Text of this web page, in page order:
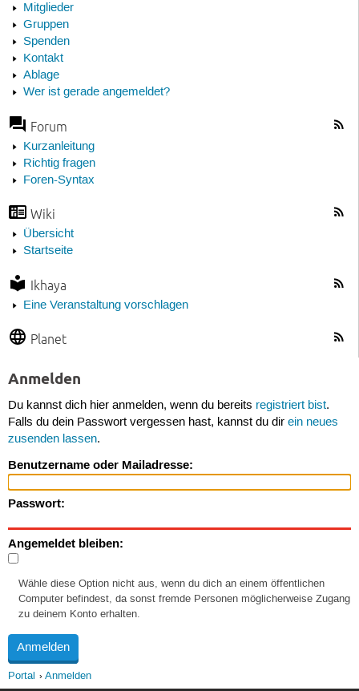
Mitglieder
Gruppen
Spenden
Kontakt
Ablage
Wer ist gerade angemeldet?
Forum
Kurzanleitung
Richtig fragen
Foren-Syntax
Wiki
Übersicht
Startseite
Ikhaya
Eine Veranstaltung vorschlagen
Planet
Anmelden
Du kannst dich hier anmelden, wenn du bereits registriert bist.
Falls du dein Passwort vergessen hast, kannst du dir ein neues
zusenden lassen.
Benutzername oder Mailadresse:
Passwort:
Angemeldet bleiben:
Wähle diese Option nicht aus, wenn du dich an einem öffentlichen
Computer befindest, da sonst fremde Personen möglicherweise Zugang
zu deinem Konto erhalten.
Portal Anmelden